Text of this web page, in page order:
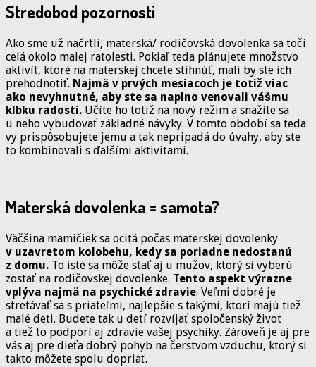
Stredobod pozornosti
Ako sme už načrtli, materská/ rodičovská dovolenka sa točí
celá okolo malej ratolesti. Pokiaľ teda plánujete množstvo
aktivít, ktoré na materskej chcete stihnúť, mali by ste ich
prehodnotiť. Najmä v prvých mesiacoch je totiž viac
ako nevyhnutné, aby ste sa naplno venovali vášmu
klbku radosti. Učíte ho totiž na nový režim a snažíte sa
u neho vybudovať základné návyky. V tomto období sa teda
vy prispôsobujete jemu a tak nepripadá do úvahy, aby ste
to kombinovali s ďalšími aktivitami.
Materská dovolenka = samota?
Väčšina mamičiek sa ocitá počas materskej dovolenky
v uzavretom kolobehu, kedy sa poriadne nedostanú
z domu. To isté sa môže stať aj u mužov, ktorý si vyberú
zostať na rodičovskej dovolenke. Tento aspekt výrazne
vplýva najmä na psychické zdravie. Veľmi dobré je
stretávať sa s priateľmi, najlepšie s takými, ktorí majú tiež
malé deti. Budete tak u detí rozvíjať spoločenský život
a tiež to podporí aj zdravie vašej psychiky. Zároveň je aj pre
vás aj pre dieťa dobrý pohyb na čerstvom vzduchu, ktorý si
takto môžete spolu dopriať.